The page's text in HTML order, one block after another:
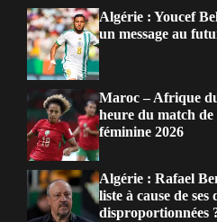
Algérie : Youcef
un message au
Maroc – Afrique
heure du match
féminine 2026
Algérie : Rafael
liste à cause de ses
disproportionnées